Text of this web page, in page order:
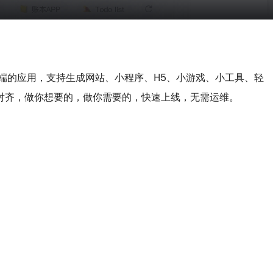
应用，支持生成网站、小程序、H5、小游戏、小工具、轻
，做你想要的，做你需要的，快速上线，无需运维。